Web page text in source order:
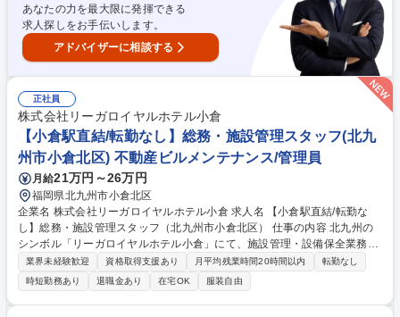
あなたの力を最大限に発揮できる
求人探しをお手伝いします。
アドバイザーに相談する
正社員
株式会社リーガロイヤルホテル小倉
【小倉駅直結/転勤なし】総務・施設管理スタッフ(北九
州市小倉北区) 不動産ビルメンテナンス/管理員
月給21万円～26万円
福岡県北九州市小倉北区
企業名 株式会社リーガロイヤルホテル小倉 求人名 【小倉駅直結/転勤な
し】総務・施設管理スタッフ（北九州市小倉北区） 仕事の内容 北九州の
シンボル「リーガロイヤルホテル小倉」にて、施設管理・設備保全業務を
中心に、厨房機器やPCの管理といった総務的な役割、さらには専門業者
への工事発注など、ホテルの裏舞台を幅広くお任せします。 【具体的な業
務内容】 ■空調機・ポンプ・厨房機器など、ホテル内設備・機器の点検と
専門業者への工事発注 ■木工作業、配管修理の手配、シンクやトイレなど
業界未経験歓迎 資格取得支援あり 月平均残業時間20時間以内
転勤なし
時短勤務あり
退職金あり 在宅OK 服装自由